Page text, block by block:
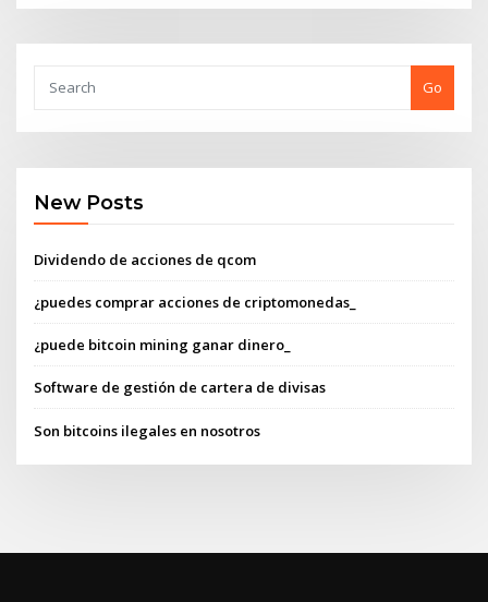
Go
New Posts
Dividendo de acciones de qcom
¿puedes comprar acciones de criptomonedas_
¿puede bitcoin mining ganar dinero_
Software de gestión de cartera de divisas
Son bitcoins ilegales en nosotros